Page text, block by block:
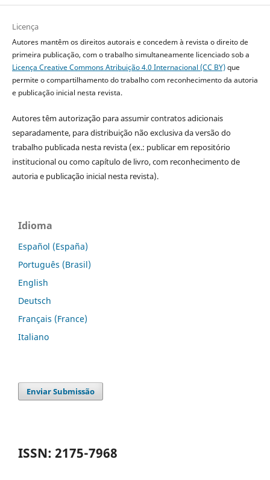
Licença
Autores mantêm os direitos autorais e concedem à revista o direito de
primeira publicação, com o trabalho simultaneamente licenciado sob a
Licença Creative Commons Atribuição 4.0 Internacional (CC BY)que
permite o compartilhamento do trabalho com reconhecimento da autoria
e publicação inicial nesta revista.
Autores têm autorização para assumir contratos adicionais
separadamente, para distribuição não exclusiva da versão do
trabalho publicada nesta revista (ex.: publicar em repositório
institucional ou como capítulo de livro, com reconhecimento de
autoria e publicação inicial nesta revista).
Idioma
Español (España)
Português (Brasil)
English
Deutsch
Français (France)
Italiano
Enviar Submissão
ISSN: 2175-7968